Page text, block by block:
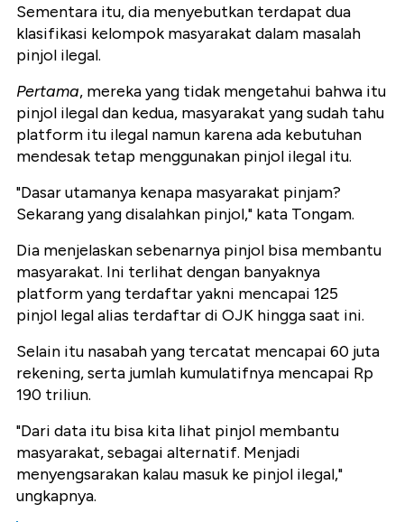
Sementara itu, dia menyebutkan terdapat dua
klasifikasi kelompok masyarakat dalam masalah
pinjol ilegal.
Pertama, mereka yang tidak mengetahui bahwa itu
pinjol ilegal dan kedua, masyarakat yang sudah tahu
platform itu ilegal namun karena ada kebutuhan
mendesak tetap menggunakan pinjol ilegal itu.
"Dasar utamanya kenapa masyarakat pinjam?
Sekarang yang disalahkan pinjol," kata Tongam.
Dia menjelaskan sebenarnya pinjol bisa membantu
masyarakat. Ini terlihat dengan banyaknya
platform yang terdaftar yakni mencapai 125
pinjol legal alias terdaftar di OJK hingga saat ini.
Selain itu nasabah yang tercatat mencapai 60 juta
rekening, serta jumlah kumulatifnya mencapai Rp
190 triliun.
"Dari data itu bisa kita lihat pinjol membantu
masyarakat, sebagai alternatif. Menjadi
menyengsarakan kalau masuk ke pinjol ilegal,"
ungkapnya.